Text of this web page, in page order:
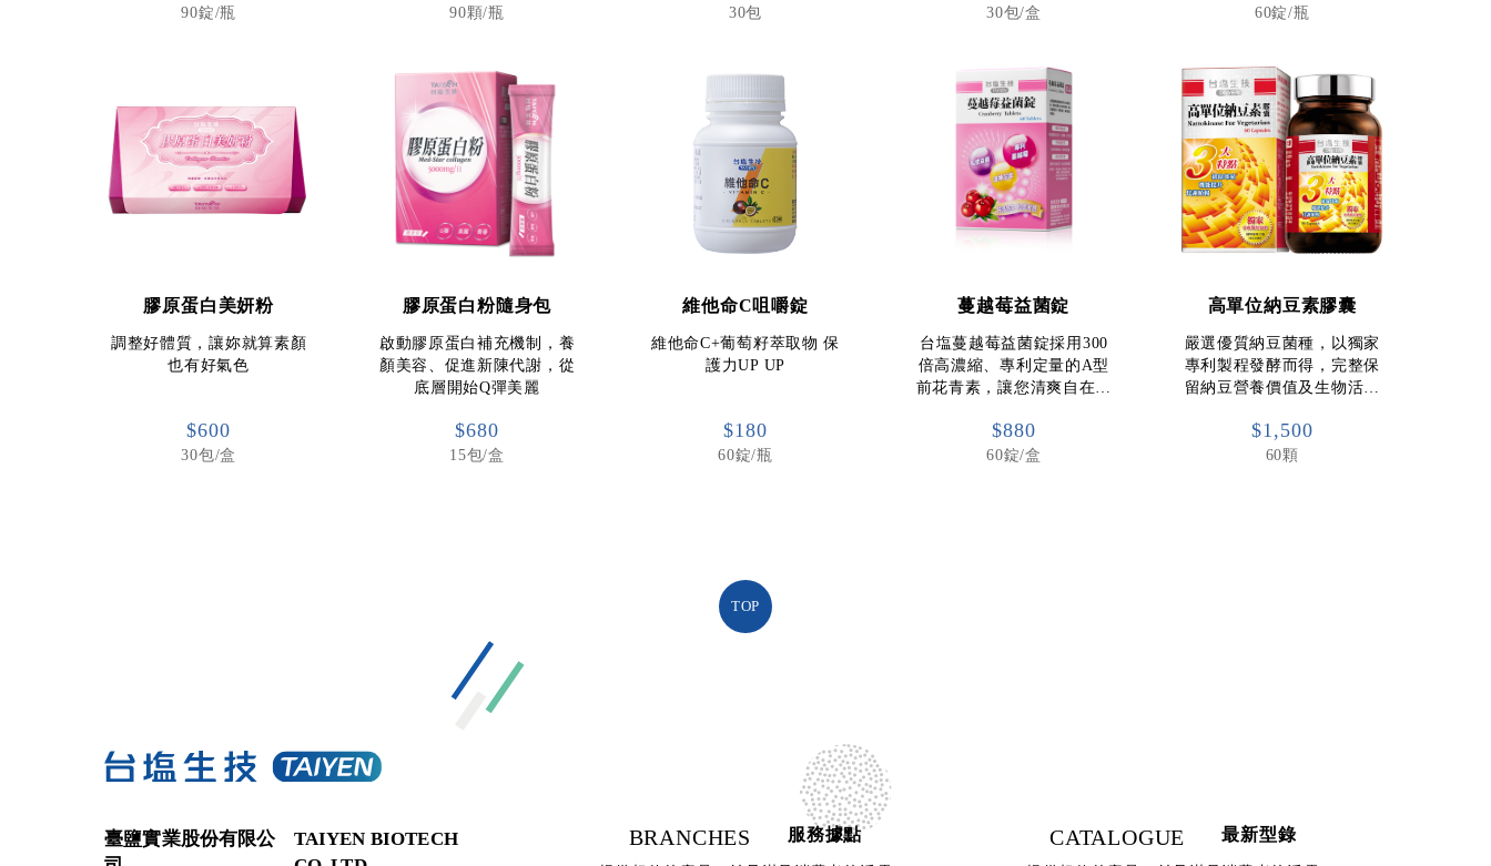
90錠/瓶 90顆/瓶 30包 30包/盒 60錠/瓶
膠原蛋白美妍粉
調整好體質，讓妳就算素顏
也有好氣色
$600
30包/盒
膠原蛋白粉隨身包
啟動膠原蛋白補充機制，養
顏美容、促進新陳代謝，從
底層開始Q彈美麗
$680
15包/盒
維他命C咀嚼錠
維他命C+葡萄籽萃取物 保
護力UP UP
$180
60錠/瓶
蔓越莓益菌錠
台塩蔓越莓益菌錠採用300
倍高濃縮、專利定量的A型
前花青素，讓您清爽自在…
$880
60錠/盒
高單位納豆素膠囊
嚴選優質納豆菌種，以獨家
專利製程發酵而得，完整保
留納豆營養價值及生物活…
$1,500
60顆
臺鹽實業股份有限公
TAIYEN BIOTECH
BRANCHES 服務據點 CATALOGUE 最新型錄
TOP